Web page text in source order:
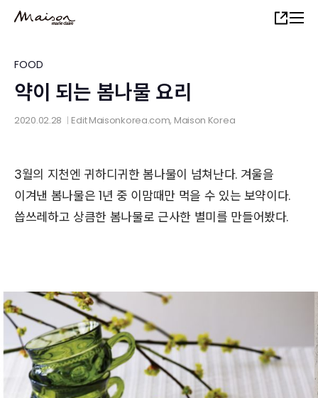
content
Share
FOOD
약이 되는 봄나물 요리
2020.02.28 EditMaisonkorea.com, Maison Korea
3월의 지천엔 귀하디귀한 봄나물이 넘쳐난다. 겨울을
이겨낸 봄나물은 1년 중 이맘때만 먹을 수 있는 보약이다.
씁쓰레하고 상큼한 봄나물로 근사한 별미를 만들어봤다.